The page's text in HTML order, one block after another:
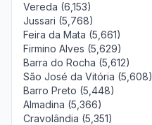
Vereda (6,153)
Jussari (5,768)
Feira da Mata (5,661)
Firmino Alves (5,629)
Barra do Rocha (5,612)
São José da Vitória (5,608)
Barro Preto (5,448)
Almadina (5,366)
Cravolândia (5,351)